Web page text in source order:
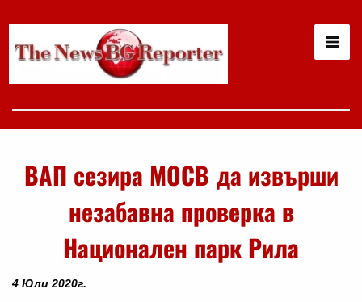
ВАП сезира МОСВ да извърши
незабавна проверка в
Национален парк Рила
4 Юли 2020г.